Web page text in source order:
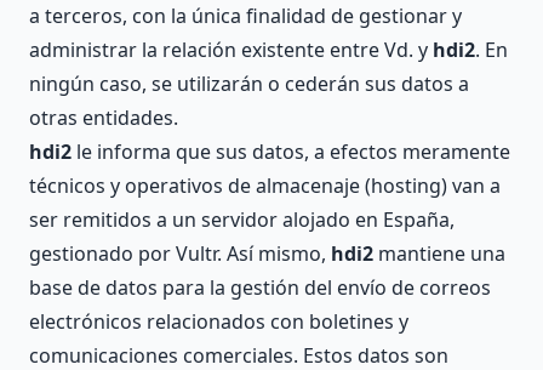
a terceros, con la única finalidad de gestionar y
administrar la relación existente entre Vd. y hdi2. En
ningún caso, se utilizarán o cederán sus datos a
otras entidades.
hdi2 le informa que sus datos, a efectos meramente
técnicos y operativos de almacenaje (hosting) van a
ser remitidos a un servidor alojado en España,
gestionado por Vultr. Así mismo, hdi2 mantiene una
base de datos para la gestión del envío de correos
electrónicos relacionados con boletines y
comunicaciones comerciales. Estos datos son